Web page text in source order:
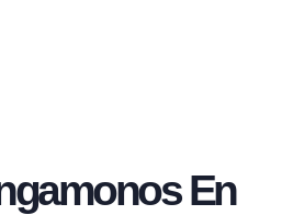
En